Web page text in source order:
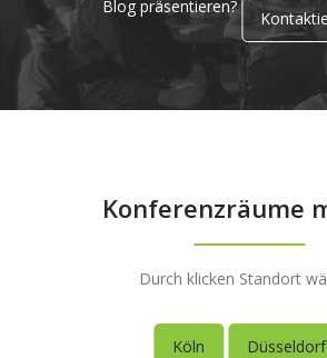
Blog präsentieren?
Konferenzräume
Durch klicken Standort
Köln Düsseldorf